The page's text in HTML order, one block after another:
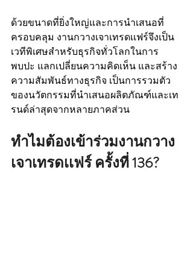
ด้วยขนาดที่ยิ่งใหญ่และการนำเสนอที่
ครอบคลุม งานกวางเจาเทรดเเฟร์จึงเป็น
เวทีพิเศษสำหรับธุรกิจทั่วโลกในการ
พบปะ แลกเปลี่ยนความคิดเห็น และสร้าง
ความสัมพันธ์ทางธุรกิจ เป็นการรวมตัว
ของนวัตกรรมที่นำเสนอผลิตภัณฑ์และเท
รนด์ล่าสุดจากหลายภาคส่วน
ทำไมต้องเข้าร่วมงานกวาง
เจาเทรดเเฟร์ ครั้งที่ 136?